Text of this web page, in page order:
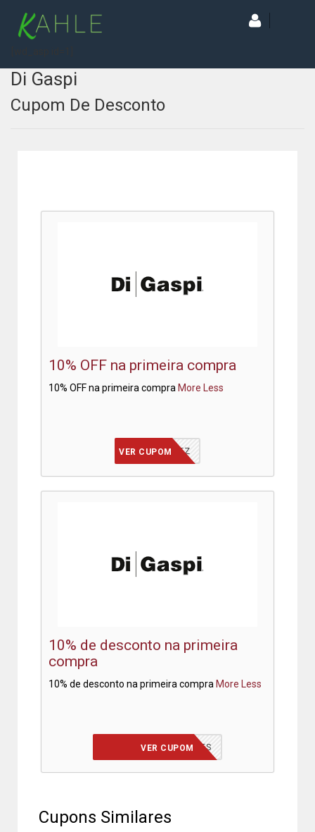
Di Gaspi
Cupom De Desconto
10% OFF na primeira compra
10% OFF na primeira compra More Less
QUERODEZ
VER CUPOM
10% de desconto na primeira
compra
10% de desconto na primeira compra More Less
PELANDODIADASMAES
VER CUPOM
Cupons Similares